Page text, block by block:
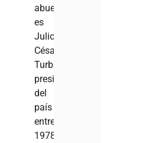
abuelo
es
Julio
César
Turbay,
presidente
del
país
entre
1978